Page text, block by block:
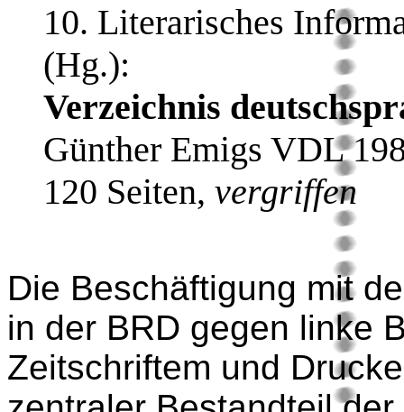
10. Literarisches
(Hg.):
Verzeichnis
Günther Emigs VDL
120 Seiten, vergriffen
Die Beschäftigung mit
in der BRD gegen linke
Zeitschriftem und